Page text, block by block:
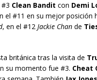
Clean Bandit con Demi
el #11 en su mejor posición
, en el #12Jackie Chande
británica tras la visita de
su momento fue #3. Cheat